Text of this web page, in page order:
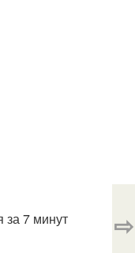
за 7 минут
⇨